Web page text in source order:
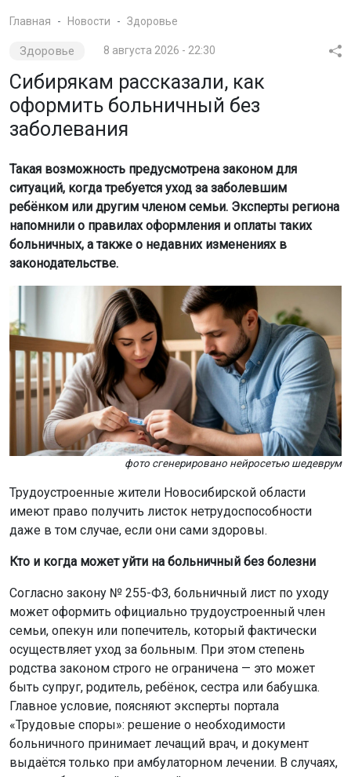
Главная Новости Здоровье
Здоровье 8 августа 2026 - 22:30
Сибирякам рассказали, как
оформить больничный без
заболевания
Такая возможность предусмотрена законом для
ситуаций, когда требуется уход за заболевшим
ребёнком или другим членом семьи. Эксперты региона
напомнили о правилах оформления и оплаты таких
больничных, а также о недавних изменениях в
законодательстве.
фото сгенерировано нейросетью шедеврум
Трудоустроенные жители Новосибирской области
имеют право получить листок нетрудоспособности
даже в том случае, если они сами здоровы.
Кто и когда может уйти на больничный без болезни
Согласно закону № 255-ФЗ, больничный лист по уходу
может оформить официально трудоустроенный член
семьи, опекун или попечитель, который фактически
осуществляет уход за больным. При этом степень
родства законом строго не ограничена — это может
быть супруг, родитель, ребёнок, сестра или бабушка.
Главное условие, поясняют эксперты портала
«Трудовые споры»: решение о необходимости
больничного принимает лечащий врач, и документ
выдаётся только при амбулаторном лечении. В случаях,